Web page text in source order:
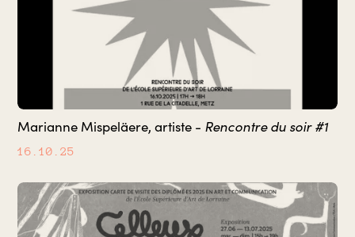
Marianne Mispeläere, artiste - Rencontre du soir #1
16.10.25